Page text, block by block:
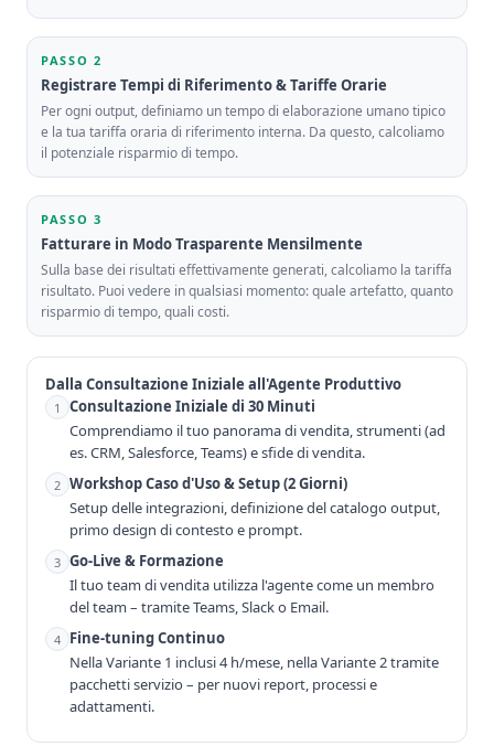
PASSO 2
Registrare Tempi di Riferimento & Tariffe Orarie
Per ogni output, definiamo un tempo di elaborazione umano tipico
e la tua tariffa oraria di riferimento interna. Da questo, calcoliamo
il potenziale risparmio di tempo.
PASSO 3
Fatturare in Modo Trasparente Mensilmente
Sulla base dei risultati effettivamente generati, calcoliamo la tariffa
risultato. Puoi vedere in qualsiasi momento: quale artefatto, quanto
risparmio di tempo, quali costi.
Dalla Consultazione Iniziale all'Agente Produttivo
1
Consultazione Iniziale di 30 Minuti
Comprendiamo il tuo panorama di vendita, strumenti (ad
es. CRM, Salesforce, Teams) e sfide di vendita.
2 Workshop Caso d'Uso & Setup (2 Giorni)
Setup delle integrazioni, definizione del catalogo output,
primo design di contesto e prompt.
3 Go-Live & Formazione
Il tuo team di vendita utilizza l'agente come un membro
del team – tramite Teams, Slack o Email.
4 Fine-tuning Continuo
Nella Variante 1 inclusi 4 h/mese, nella Variante 2 tramite
pacchetti servizio – per nuovi report, processi e
adattamenti.